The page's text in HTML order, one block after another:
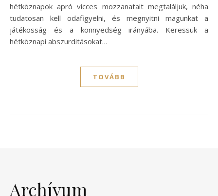
hétköznapok apró vicces mozzanatait megtaláljuk, néha
tudatosan kell odafigyelni, és megnyitni magunkat a
játékosság és a könnyedség irányába. Keressük a
hétköznapi abszurditásokat…
TOVÁBB
Archívum